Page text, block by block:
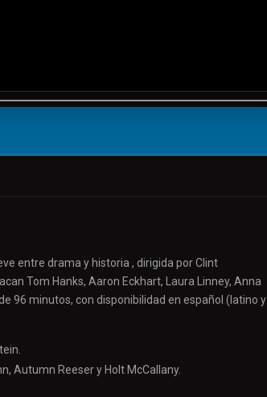
entre drama y historia , dirigida por Clint
Tom Hanks, Aaron Eckhart, Laura Linney, Anna
96 minutos, con disponibilidad en español (latino y
Autumn Reeser y Holt McCallany.